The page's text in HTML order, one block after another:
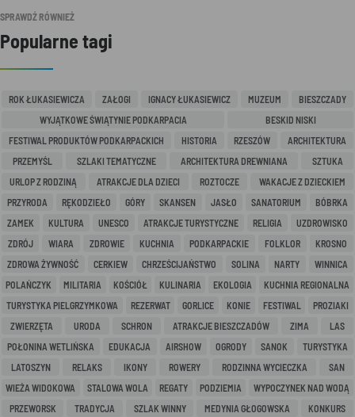
SPRAWDŹ RÓWNIEŻ
Popularne tagi
ROK ŁUKASIEWICZA ZAŁOGI IGNACY ŁUKASIEWICZ MUZEUM
BIESZCZADY
WYJĄTKOWE ŚWIĄTYNIE PODKARPACIA
BESKID NISKI
FESTIWAL PRODUKTÓW PODKARPACKICH
HISTORIA RZESZÓW
ARCHITEKTURA
PRZEMYŚL
SZLAKI TEMATYCZNE ARCHITEKTURA DREWNIANA
SZTUKA
URLOP Z RODZINĄ
ATRAKCJE DLA DZIECI ROZTOCZE
WAKACJE Z DZIECKIEM
PRZYRODA
RĘKODZIEŁO GÓRY SKANSEN JASŁO SANATORIUM
BÓBRKA
ZAMEK
KULTURA UNESCO ATRAKCJE TURYSTYCZNE RELIGIA
UZDROWISKO
ZDRÓJ
WIARA ZDROWIE KUCHNIA PODKARPACKIE FOLKLOR
KROSNO
ZDROWA ŻYWNOŚĆ
CERKIEW CHRZEŚCIJAŃSTWO SOLINA NARTY
WINNICA
POLAŃCZYK
MILITARIA KOŚCIÓŁ KULINARIA EKOLOGIA
KUCHNIA REGIONALNA
TURYSTYKA PIELGRZYMKOWA
REZERWAT GORLICE KONIE FESTIWAL
PROZIAKI
ZWIERZĘTA
URODA SCHRON ATRAKCJE BIESZCZADÓW ZIMA
LAS
POŁONINA WETLIŃSKA
EDUKACJA AIRSHOW OGRODY SANOK
TURYSTYKA
LATOSZYN
RELAKS IKONY ROWERY RODZINNA WYCIECZKA
SAN
WIEŻA WIDOKOWA
STALOWA WOLA REGATY PODZIEMIA
WYPOCZYNEK NAD WODĄ
PRZEWORSK
TRADYCJA SZLAK WINNY MEDYNIA GŁOGOWSKA
KONKURS